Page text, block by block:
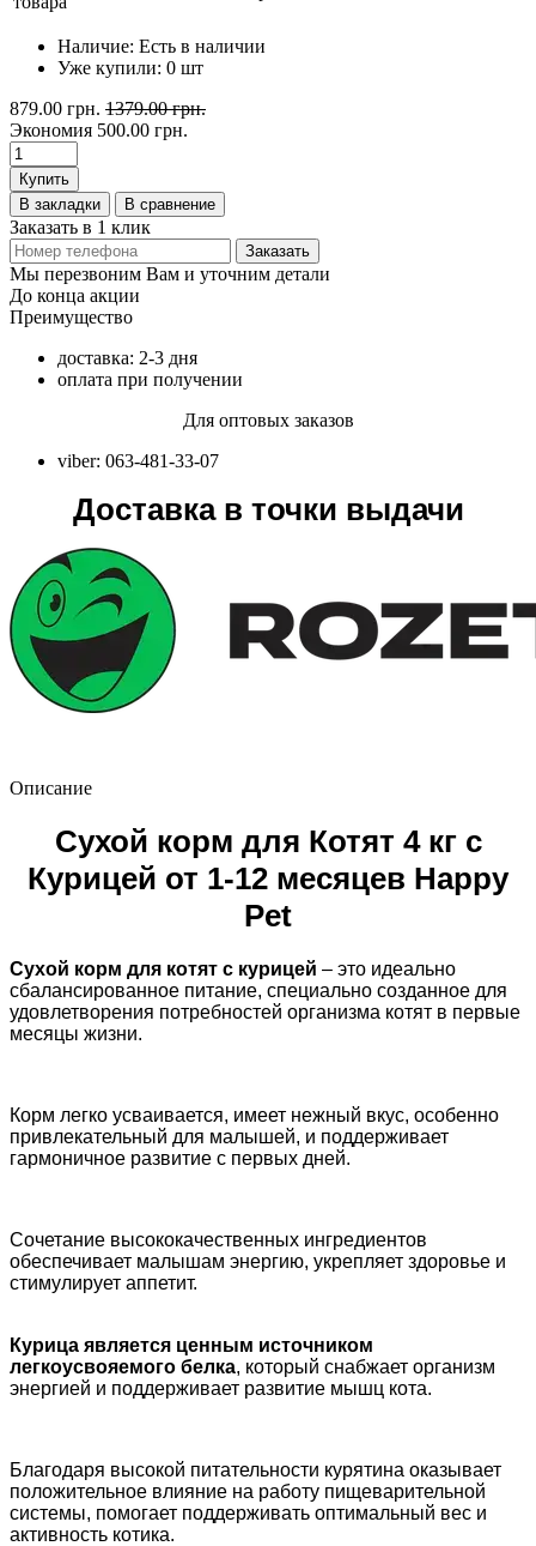
Наличие: Есть в наличии
Уже купили: 0 шт
879.00 грн. 1379.00 грн.
Экономия 500.00 грн.
Купить
В закладки
В сравнение
Заказать в 1 клик
Заказать
Мы перезвоним Вам и уточним детали
До конца акции
Преимущество
доставка: 2-3 дня
оплата при получении
Для оптовых заказов
viber: 063-481-33-07
Доставка в точки выдачи
Описание
Сухой корм для Котят 4 кг с
Курицей от 1-12 месяцев Happy
Pet
Сухой корм для котят с курицей – это идеально
сбалансированное питание, специально созданное для
удовлетворения потребностей организма котят в первые
месяцы жизни.
Корм легко усваивается, имеет нежный вкус, особенно
привлекательный для малышей, и поддерживает
гармоничное развитие с первых дней.
Сочетание высококачественных ингредиентов
обеспечивает малышам энергию, укрепляет здоровье и
стимулирует аппетит.
Курица является ценным источником
легкоусвояемого белка, который снабжает организм
энергией и поддерживает развитие мышц кота.
Благодаря высокой питательности курятина оказывает
положительное влияние на работу пищеварительной
системы, помогает поддерживать оптимальный вес и
активность котика.